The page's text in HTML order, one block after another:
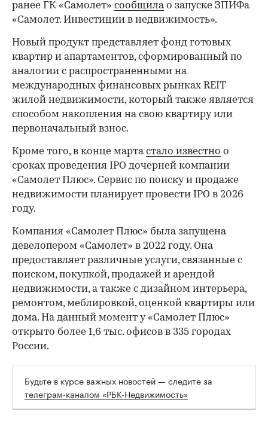
ранее ГК «Самолет» сообщилао запуске ЗПИФа
«Самолет. Инвестиции в недвижимость».
Новый продукт представляет фонд готовых
квартир и апартаментов, сформированный по
аналогии с распространенными на
международных финансовых рынках REIT
жилой недвижимости, который также является
способом накопления на свою квартиру или
первоначальный взнос.
Кроме того, в конце мартастало известно о
сроках проведения IPO дочерней компании
«Самолет Плюс». Сервис по поиску и продаже
недвижимости планирует провести IPO в 2026
году.
Компания «Самолет Плюс» была запущена
девелопером «Самолет» в 2022 году. Она
предоставляет различные услуги, связанные с
поиском, покупкой, продажей и арендой
недвижимости, а также с дизайном интерьера,
ремонтом, меблировкой, оценкой квартиры или
дома. На данный момент у «Самолет Плюс»
открыто более 1,6 тыс. офисов в 335 городах
России.
Будьте в курсе важных новостей — следите за
телеграм-каналом «РБК-Недвижимость»